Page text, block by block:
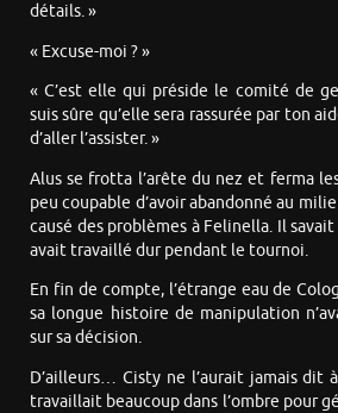
détails. »
« Excuse-moi ? »
« C’est elle qui préside le comité de
suis sûre qu’elle sera rassurée par ton
d’aller l’assister. »
Alus se frotta l’arête du nez et ferma
peu coupable d’avoir abandonné au
causé des problèmes à Felinella. Il
avait travaillé dur pendant le tournoi.
En fin de compte, l’étrange eau de
sa longue histoire de manipulation
sur sa décision.
D’ailleurs… Cisty ne l’aurait jamais dit
travaillait beaucoup dans l’ombre pour